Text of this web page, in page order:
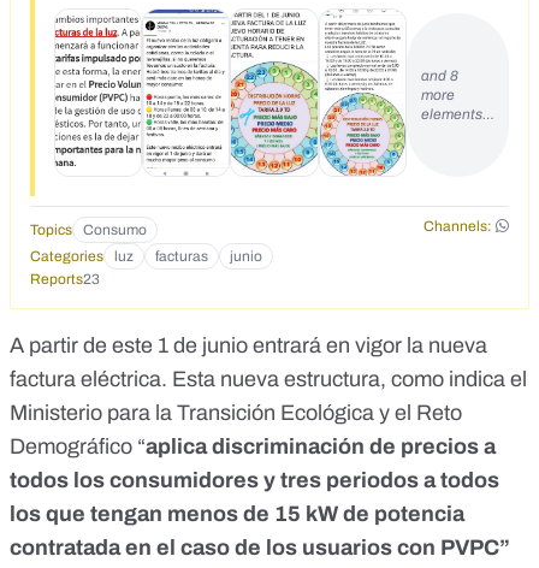
and 8
more
elements…
Topics Consumo
Channels:
Categories
luz facturas
junio
Reports23
A partir de este 1 de junio entrará en vigor la nueva
factura eléctrica. Esta nueva estructura, como indica el
Ministerio para la Transición Ecológica y el Reto
Demográfico “aplica discriminación de precios a
todos los consumidores y tres periodos a todos
los que tengan menos de 15 kW de potencia
contratada en el caso de los usuarios con PVPC”